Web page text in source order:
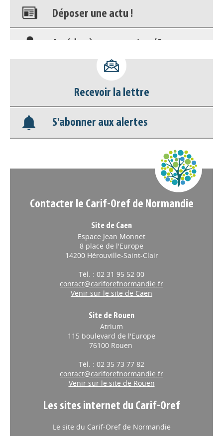
Accéder à son compte - (Se
déconnecter)
Base documentaire
Recevoir la lettre
S'abonner aux alertes
Contacter le Carif-Oref de Normandie
Site de Caen
Espace Jean Monnet
8 place de l'Europe
14200 Hérouville-Saint-Clair
Tél. : 02 31 95 52 00
contact@cariforefnormandie.fr
Venir sur le site de Caen
Site de Rouen
Atrium
115 boulevard de l'Europe
76100 Rouen
Tél. : 02 35 73 77 82
contact@cariforefnormandie.fr
Venir sur le site de Rouen
Les sites internet du Carif-Oref
Le site du Carif-Oref de Normandie